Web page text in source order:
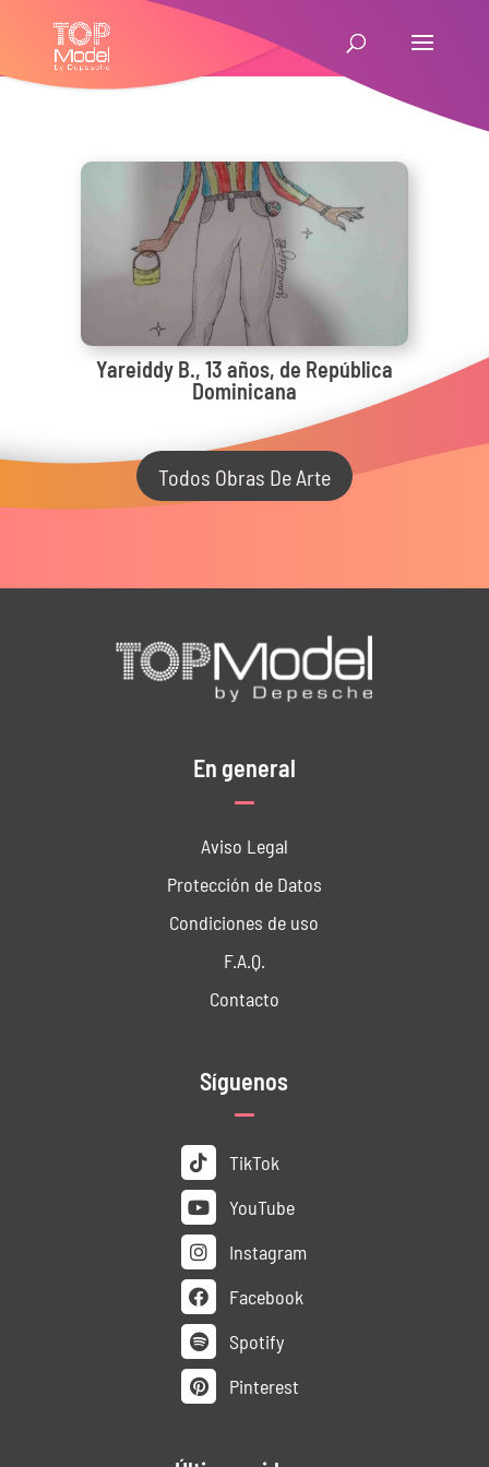
Yareiddy B., 13 años, de República
Dominicana
Todos Obras De Arte
En general
Aviso Legal
Protección de Datos
Condiciones de uso
F.A.Q.
Contacto
Síguenos
TikTok
YouTube
Instagram
Facebook
Spotify
Pinterest